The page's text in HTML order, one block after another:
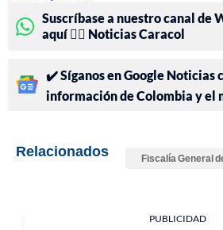
Suscríbase a nuestro canal de
aquí 👉🏻 Noticias Caracol
✔️ Síganos en Google Noticias
información de Colombia y el
Relacionados Fiscalía General
PUBLICIDAD